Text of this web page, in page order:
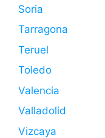
Soria
Tarragona
Teruel
Toledo
Valencia
Valladolid
Vizcaya